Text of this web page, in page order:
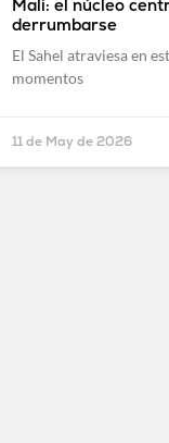
Mali: el núcleo
derrumbarse
El Sahel atraviesa en
momentos
11 de May de 2026